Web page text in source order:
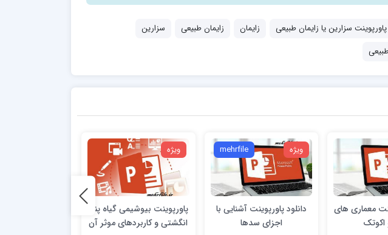
پاورپوینت سزارین یا زایمان طبیعی زایمان زایمان طبیعی
سزارین
معماری های
ویژه mehrfile
دانلود پاورپوینت آشنایی با
اجزای سدها
ویژه
پاورپوینت بیوشیمی گیاه پنج
انگشتی و کاربردهای موثر آن